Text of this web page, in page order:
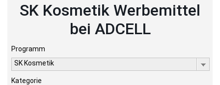
SK Kosmetik Werbemittel
bei ADCELL
Programm
SK Kosmetik
Kategorie